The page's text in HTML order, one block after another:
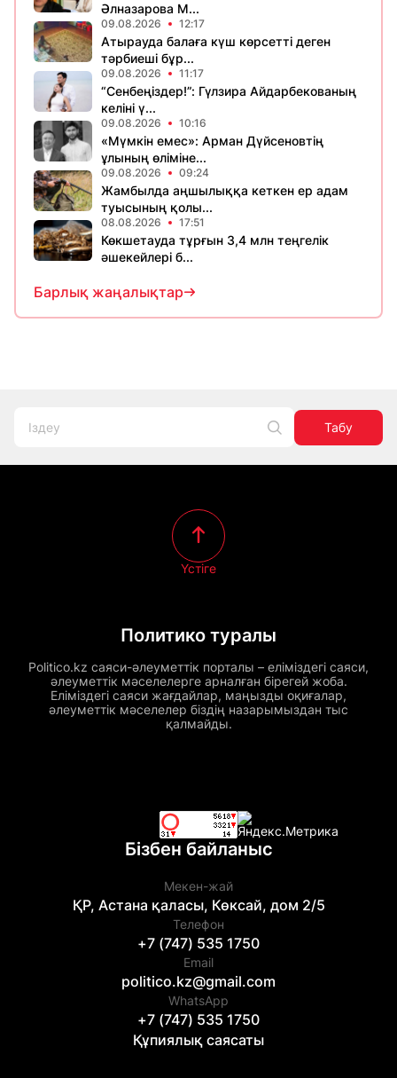
Әлназарова М...
09.08.2026 12:17
Атырауда балаға күш көрсетті деген
тәрбиеші бұр...
09.08.2026 11:17
“Сенбеңіздер!”: Гүлзира Айдарбекованың
келіні ү...
09.08.2026 10:16
«Мүмкін емес»: Арман Дүйсеновтің
ұлының өліміне...
09.08.2026 09:24
Жамбылда аңшылыққа кеткен ер адам
туысының қолы...
08.08.2026 17:51
Көкшетауда тұрғын 3,4 млн теңгелік
әшекейлері б...
Барлық жаңалықтар
Табу
Политико туралы
Politico.kz саяси-әлеуметтік порталы – еліміздегі саяси,
әлеуметтік мәселелерге арналған бірегей жоба.
Еліміздегі саяси жағдайлар, маңызды оқиғалар,
әлеуметтік мәселелер біздің назарымыздан тыс
қалмайды.
Үстіге
Бізбен байланыс
Мекен-жай
ҚР, Астана қаласы, Көксай, дом 2/5
Телефон
+7 (747) 535 1750
Email
politico.kz@gmail.com
WhatsApp
+7 (747) 535 1750
Құпиялық саясаты